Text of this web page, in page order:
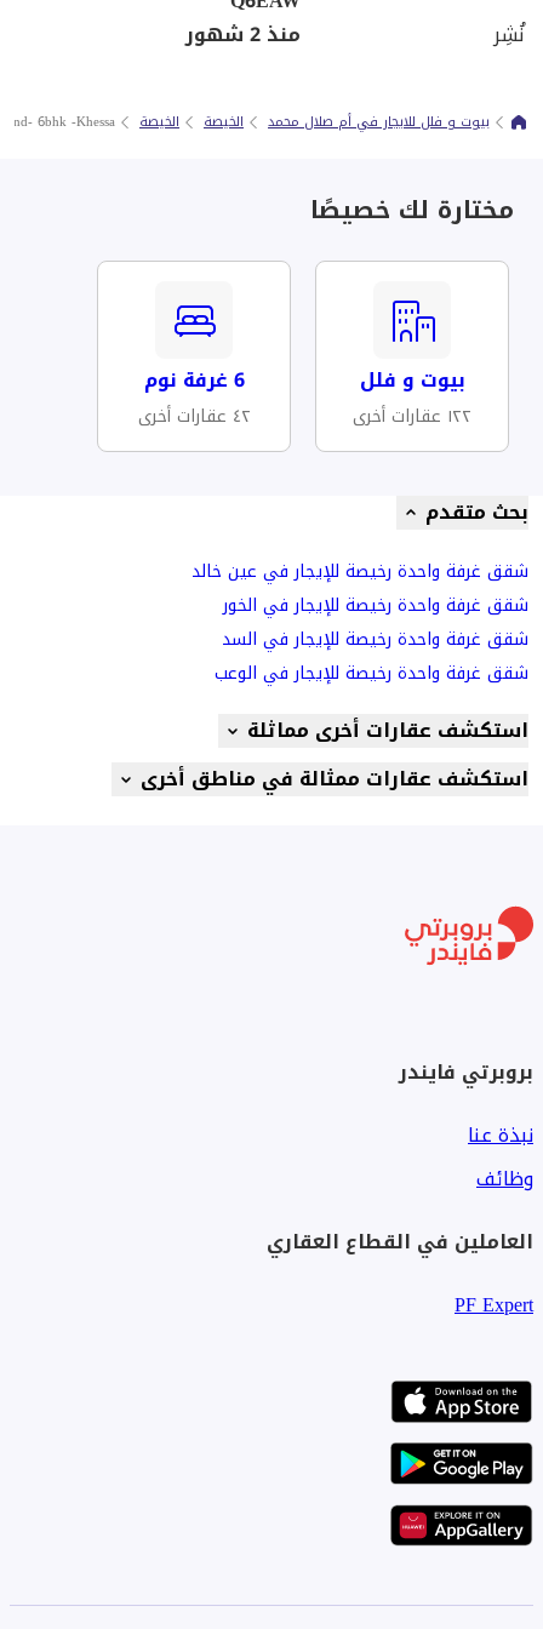
نُشِر
منذ 2 شهور
بيوت و فلل للايجار في أم صلال محمد الخيصة الخيصة 6bhk -Khessa
مختارة لك خصيصًا
بيوت و فلل
١٢٢ عقارات أخرى
6 غرفة نوم
٤٢ عقارات أخرى
بحث متقدم
شقق غرفة واحدة رخيصة للإيجار في عين خالد
شقق غرفة واحدة رخيصة للإيجار في الخور
شقق غرفة واحدة رخيصة للإيجار في السد
شقق غرفة واحدة رخيصة للإيجار في الوعب
استكشف عقارات أخرى مماثلة
استكشف عقارات ممثالة في مناطق أخرى
بروبرتي فايندر
نبذة عنا
وظائف
العاملين في القطاع العقاري
PF Expert